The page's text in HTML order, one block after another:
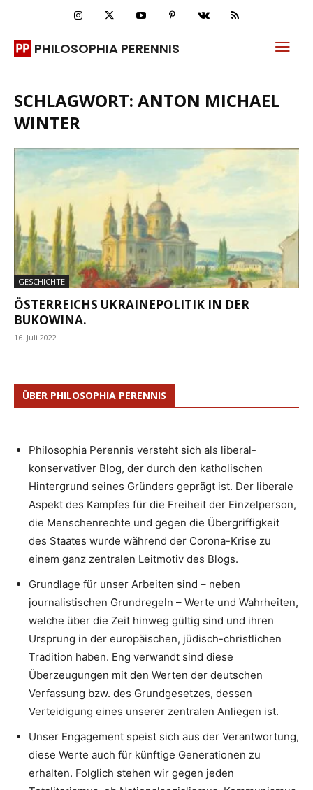
PHILOSOPHIA PERENNIS
SCHLAGWORT: ANTON MICHAEL
WINTER
GESCHICHTE
ÖSTERREICHS UKRAINEPOLITIK IN DER
BUKOWINA.
16. Juli 2022
ÜBER PHILOSOPHIA PERENNIS
Philosophia Perennis versteht sich als liberal-
konservativer Blog, der durch den katholischen
Hintergrund seines Gründers geprägt ist. Der liberale
Aspekt des Kampfes für die Freiheit der Einzelperson,
die Menschenrechte und gegen die Übergriffigkeit
des Staates wurde während der Corona-Krise zu
einem ganz zentralen Leitmotiv des Blogs.
Grundlage für unser Arbeiten sind – neben
journalistischen Grundregeln – Werte und Wahrheiten,
welche über die Zeit hinweg gültig sind und ihren
Ursprung in der europäischen, jüdisch-christlichen
Tradition haben. Eng verwandt sind diese
Überzeugungen mit den Werten der deutschen
Verfassung bzw. des Grundgesetzes, dessen
Verteidigung eines unserer zentralen Anliegen ist.
Unser Engagement speist sich aus der Verantwortung,
diese Werte auch für künftige Generationen zu
erhalten. Folglich stehen wir gegen jeden